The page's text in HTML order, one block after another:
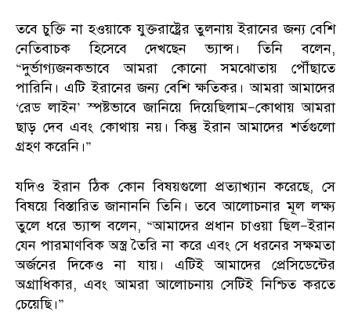
তবে চুক্তি না হওয়াকে যুক্তরাষ্ট্রের তুলনায় ইরানের জন্য বেশি
নেতিবাচক হিসেবে দেখছেন ভ্যান্স। তিনি বলেন,
“দুর্ভাগ্যজনকভাবে আমরা কোনো সমঝোতায় পৌঁছাতে
পারিনি। এটি ইরানের জন্য বেশি ক্ষতিকর। আমরা আমাদের
‘রেড লাইন’ স্পষ্টভাবে জানিয়ে দিয়েছিলাম—কোথায় আমরা
ছাড় দেব এবং কোথায় নয়। কিন্তু ইরান আমাদের শর্তগুলো
গ্রহণ করেনি।”
যদিও ইরান ঠিক কোন বিষয়গুলো প্রত্যাখ্যান করেছে, সে
বিষয়ে বিস্তারিত জানাননি তিনি। তবে আলোচনার মূল লক্ষ্য
তুলে ধরে ভ্যান্স বলেন, “আমাদের প্রধান চাওয়া ছিল—ইরান
যেন পারমাণবিক অস্ত্র তৈরি না করে এবং সে ধরনের সক্ষমতা
অর্জনের দিকেও না যায়। এটিই আমাদের প্রেসিডেন্টের
অগ্রাধিকার, এবং আমরা আলোচনায় সেটিই নিশ্চিত করতে
চেয়েছি।”